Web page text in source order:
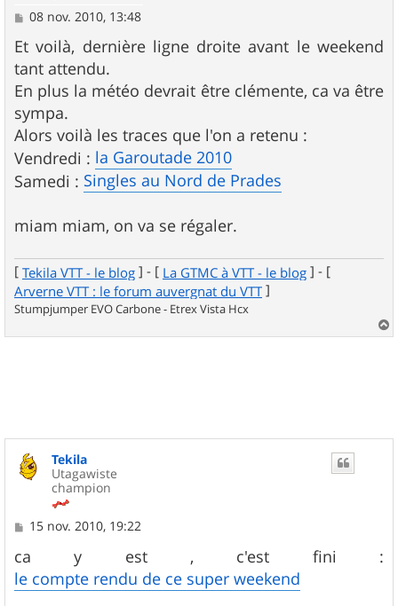
M
s
s
a
g
e
08 nov. 2010, 13:48
Et voilà, dernière ligne droite avant le weekend
tant attendu.
En plus la météo devrait être clémente, ca va être
sympa.
Alors voilà les traces que l'on a retenu :
Vendredi : la Garoutade 2010
Samedi : Singles au Nord de Prades
miam miam, on va se régaler.
[ Tekila VTT - le blog ] - [ La GTMC à VTT - le blog ] - [
Arverne VTT : le forum auvergnat du VTT ]
Stumpjumper EVO Carbone - Etrex Vista Hcx
a
Tekila
Utagawiste
champion
M
s
s
a
g
15 nov. 2010, 19:22
ca y est , c'est fini :
le compte rendu de ce super weekend